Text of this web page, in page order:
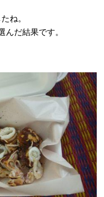
ね。
んだ結果です。